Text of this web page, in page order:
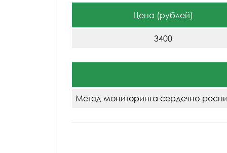
Цена (рублей)
3400
Метод мониторинга сердечно-